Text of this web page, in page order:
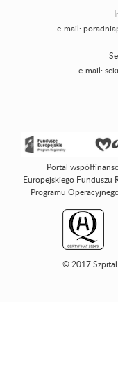
e-mail:
e-mail:
Portal
Europejskiego Funduszu
Programu
© 2017 Szpital